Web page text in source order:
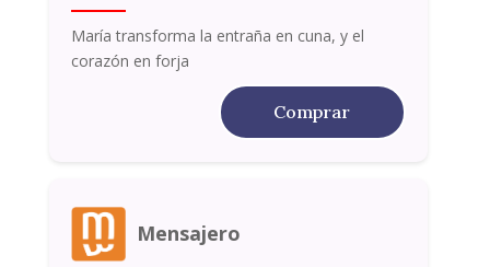
María transforma la entraña en cuna, y el
corazón en forja
Comprar
Mensajero